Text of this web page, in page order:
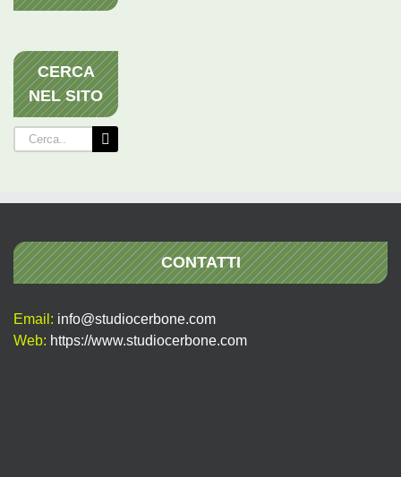
CERCA
NEL SITO
Cerca
per:
CONTATTI
Email: info@studiocerbone.com
Web: https://www.studiocerbone.com